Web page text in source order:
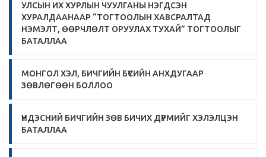
УЛСЫН ИХ ХУРЛЫН ЧУУЛГАНЫ НЭГДСЭН
ХУРАЛДААНААР “ТОГТООЛЫН ХАВСРАЛТАД
НЭМЭЛТ, ӨӨРЧЛӨЛТ ОРУУЛАХ ТУХАЙ” ТОГТООЛЫГ
БАТАЛЛАА
МОНГОЛ ХЭЛ, БИЧГИЙН БҮСИЙН АНХДУГААР
ЗӨВЛӨГӨӨН БОЛЛОО
ҮНДЭСНИЙ БИЧГИЙН ЗӨВ БИЧИХ ДҮРМИЙГ ХЭЛЭЛЦЭН
БАТАЛЛАА